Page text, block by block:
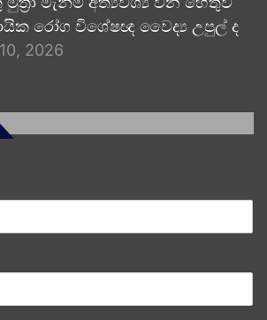
රෝග විශේෂඥ වෛද්‍ය උපුල් ද
2026